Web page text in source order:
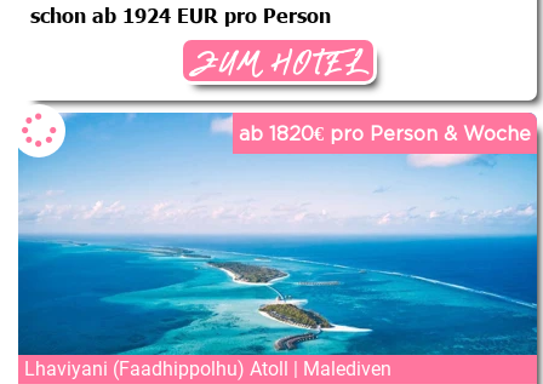
schon ab 1924 EUR pro Person
ZUM HOTEL
ab 1820€ pro Person & Woche
Lhaviyani (Faadhippolhu) Atoll | Malediven